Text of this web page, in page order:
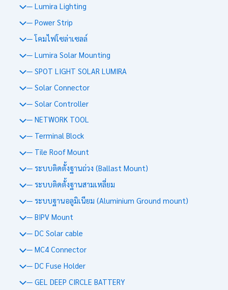
— Lumira Lighting
— Power Strip
— โคมไฟโซล่าเซลล์
— Lumira Solar Mounting
— SPOT LIGHT SOLAR LUMIRA
— Solar Connector
— Solar Controller
— NETWORK TOOL
— Terminal Block
— Tile Roof Mount
— ระบบติดตั้งฐานถ่วง (Ballast Mount)
— ระบบติดตั้งฐานสามเหลี่ยม
— ระบบฐานอลูมิเนียม (Aluminium Ground mount)
— BIPV Mount
— DC Solar cable
— MC4 Connector
— DC Fuse Holder
— GEL DEEP CIRCLE BATTERY